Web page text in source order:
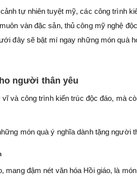
tự nhiên tuyệt mỹ, các công trình
vàn đặc sản, thủ công mỹ nghệ
đây sẽ bật mí ngay những món quà
người thân yêu
và công trình kiến trúc độc đáo, mà
món quà ý nghĩa dành tặng người
mang đậm nét văn hóa Hồi giáo, là